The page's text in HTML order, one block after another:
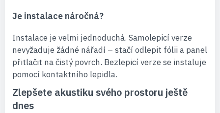
Je instalace náročná?
Instalace je velmi jednoduchá. Samolepicí verze
nevyžaduje žádné nářadí – stačí odlepit fólii a panel
přitlačit na čistý povrch. Bezlepicí verze se instaluje
pomocí kontaktního lepidla.
Zlepšete akustiku svého prostoru ještě
dnes